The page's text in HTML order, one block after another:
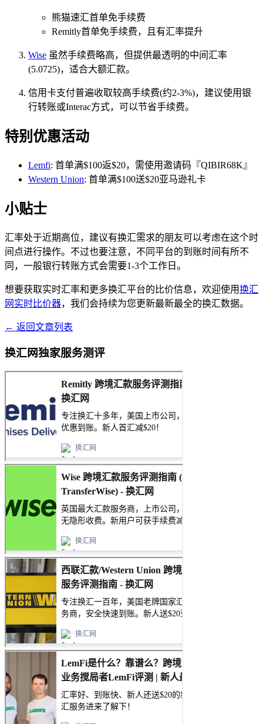
熊猫速汇首单免手续费
Remitly首单免手续费，且有汇率提升
Wise 虽然手续费略高，但提供最透明的中间汇率
(5.0725)，适合大额汇款。
信用卡支付普遍收取较高手续费(约2-3%)，建议使用银
行转账或Interac方式，可以节省手续费。
特别优惠活动
Lemfi: 首单满$100返$20，需使用邀请码『QIBIR68K』
Western Union: 首单满$100送$20亚马逊礼卡
小贴士
汇率处于近期高位，建议有换汇需求的朋友可以考虑在这个时
间点进行操作。不过也要注意，不同平台的到账时间有所不
同，一般银行转账方式会需要1-3个工作日。
想要获取实时汇率和更多换汇平台的比价信息，欢迎使用换汇
网实时比价器，我们会持续为您更新最新最全的换汇数据。
← 返回文章列表
换汇网独家服务测评